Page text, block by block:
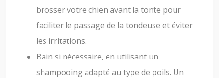
brosser votre chien avant la tonte pour
faciliter le passage de la tondeuse et éviter
les irritations.
Bain si nécessaire, en utilisant un
shampooing adapté au type de poils. Un